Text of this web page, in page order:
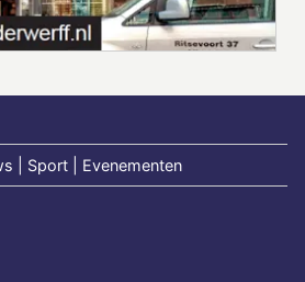
| Sport | Evenementen